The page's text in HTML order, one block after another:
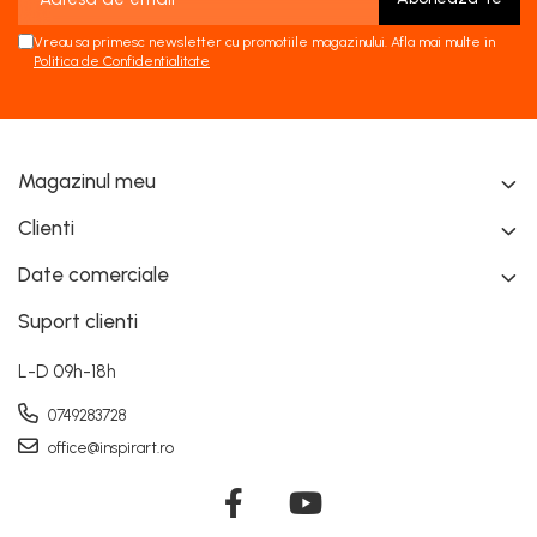
Vreau sa primesc newsletter cu promotiile magazinului. Afla mai multe in
Politica de Confidentialitate
Magazinul meu
Clienti
Date comerciale
Suport clienti
L-D 09h-18h
0749283728
office@inspirart.ro